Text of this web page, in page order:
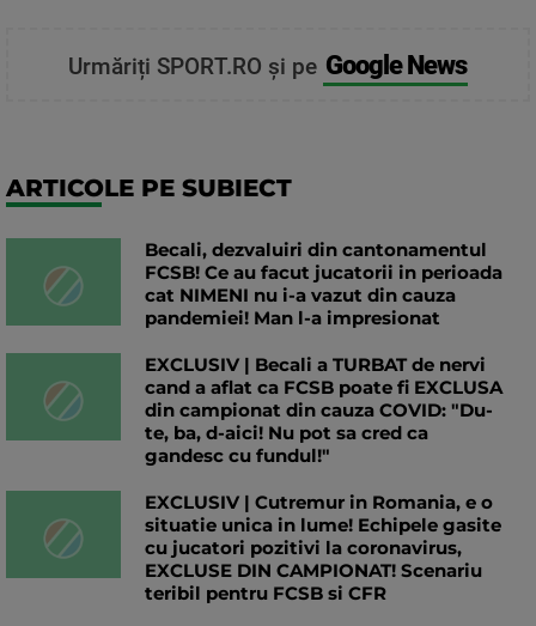
Urmăriți SPORT.RO și pe Google News
ARTICOLE PE SUBIECT
Becali, dezvaluiri din cantonamentul
FCSB! Ce au facut jucatorii in perioada
cat NIMENI nu i-a vazut din cauza
pandemiei! Man l-a impresionat
EXCLUSIV | Becali a TURBAT de nervi
cand a aflat ca FCSB poate fi EXCLUSA
din campionat din cauza COVID: "Du-
te, ba, d-aici! Nu pot sa cred ca
gandesc cu fundul!"
EXCLUSIV | Cutremur in Romania, e o
situatie unica in lume! Echipele gasite
cu jucatori pozitivi la coronavirus,
EXCLUSE DIN CAMPIONAT! Scenariu
teribil pentru FCSB si CFR